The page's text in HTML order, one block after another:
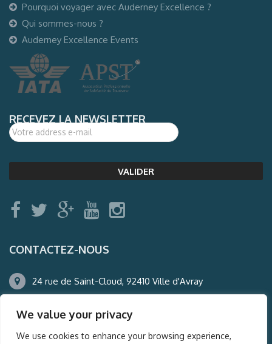
We value your privacy
We use cookies to enhance your browsing experience,
Pourquoi voyager avec Auderney Excellence ?
Qui sommes-nous ?
Auderney Excellence Events
RECEVEZ LA NEWSLETTER
CONTACTEZ-NOUS
24 rue de Saint-Cloud, 92410 Ville d'Avray